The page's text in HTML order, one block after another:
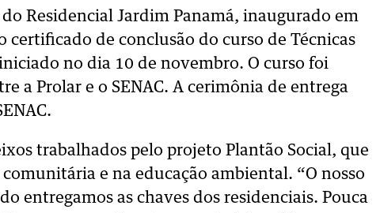
Residencial Jardim Panamá, inaugurado em
certificado de conclusão do curso de Técnicas
no dia 10 de novembro. O curso foi
a Prolar e o SENAC. A cerimônia de entrega
trabalhados pelo projeto Plantão Social, que
e na educação ambiental. “O nosso
entregamos as chaves dos residenciais. Pouca